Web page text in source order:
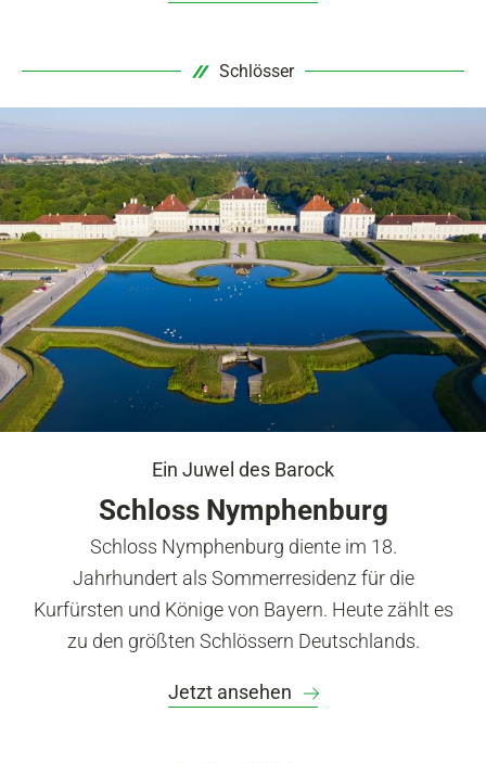
Schlösser
Ein Juwel des Barock
Schloss Nymphenburg
Schloss Nymphenburg diente im 18.
Jahrhundert als Sommerresidenz für die
Kurfürsten und Könige von Bayern. Heute zählt es
zu den größten Schlössern Deutschlands.
Jetzt ansehen